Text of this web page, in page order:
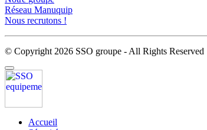
Réseau Manuquip
Nous recrutons !
© Copyright 2026 SSO groupe - All Rights Reserved
Accueil